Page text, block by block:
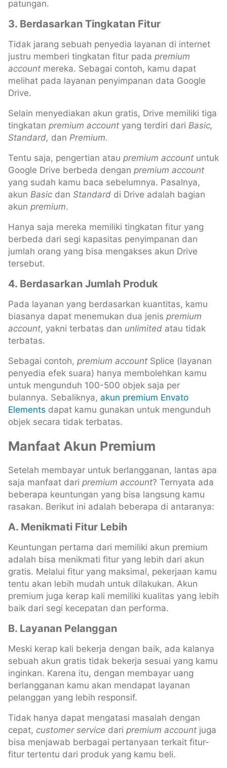
patungan.
3. Berdasarkan Tingkatan Fitur
Tidak jarang sebuah penyedia layanan di internet
justru memberi tingkatan fitur pada premium
account mereka. Sebagai contoh, kamu dapat
melihat pada layanan penyimpanan data Google
Drive.
Selain menyediakan akun gratis, Drive memiliki tiga
tingkatan premium account yang terdiri dari Basic,
Standard, dan Premium.
Tentu saja, pengertian atau premium account untuk
Google Drive berbeda dengan premium account
yang sudah kamu baca sebelumnya. Pasalnya,
akun Basic dan Standard di Drive adalah bagian
akun premium.
Hanya saja mereka memiliki tingkatan fitur yang
berbeda dari segi kapasitas penyimpanan dan
jumlah orang yang bisa mengakses akun Drive
tersebut.
4. Berdasarkan Jumlah Produk
Pada layanan yang berdasarkan kuantitas, kamu
biasanya dapat menemukan dua jenis premium
account, yakni terbatas dan unlimited atau tidak
terbatas.
Sebagai contoh, premium account Splice (layanan
penyedia efek suara) hanya membolehkan kamu
untuk mengunduh 100-500 objek saja per
bulannya. Sebaliknya, akun premium Envato
Elements dapat kamu gunakan untuk mengunduh
objek secara tidak terbatas.
Manfaat Akun Premium
Setelah membayar untuk berlangganan, lantas apa
saja manfaat dari premium account? Ternyata ada
beberapa keuntungan yang bisa langsung kamu
rasakan. Berikut ini adalah beberapa di antaranya:
A. Menikmati Fitur Lebih
Keuntungan pertama dari memiliki akun premium
adalah bisa menikmati fitur yang lebih dari akun
gratis. Melalui fitur yang maksimal, pekerjaan kamu
tentu akan lebih mudah untuk dilakukan. Akun
premium juga kerap kali memiliki kualitas yang lebih
baik dari segi kecepatan dan performa.
B. Layanan Pelanggan
Meski kerap kali bekerja dengan baik, ada kalanya
sebuah akun gratis tidak bekerja sesuai yang kamu
inginkan. Karena itu, dengan membayar uang
berlangganan kamu akan mendapat layanan
pelanggan yang lebih responsif.
Tidak hanya dapat mengatasi masalah dengan
cepat, customer service dari premium account juga
bisa menjawab berbagai pertanyaan terkait fitur-
fitur tertentu dari produk yang kamu beli.